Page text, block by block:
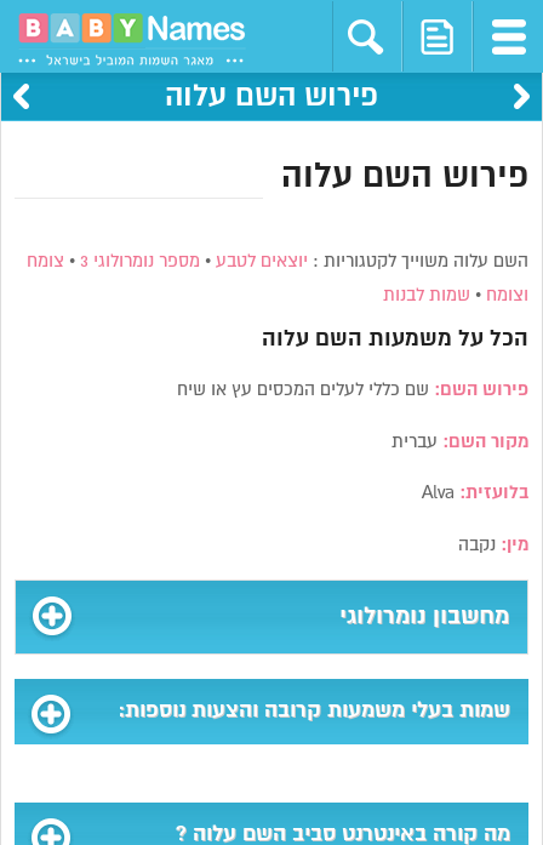
פירוש השם עלוה
פירוש השם עלוה
השם עלוה משוייך לקטגוריות : יוצאים לטבע • מספר נומרולוגי 3 • צומח
וצומח • שמות לבנות
הכל על משמעות השם עלוה
פירוש השם: שם כללי לעלים המכסים עץ או שיח
מקור השם: עברית
בלועזית:
מין: נקבה
מחשבון נומרולוגי
שמות בעלי משמעות קרובה והצעות נוספות:
מה קורה באינטרנט סביב השם עלוה ?